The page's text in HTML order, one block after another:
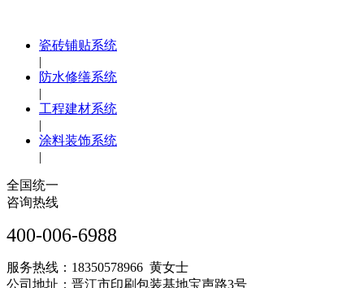
瓷砖铺贴系统
|
防水修缮系统
|
工程建材系统
|
涂料装饰系统
|
全国统一
咨询热线
400-006-6988
服务热线：18350578966 黄女士
公司地址：晋江市印刷包装基地宝声路3号